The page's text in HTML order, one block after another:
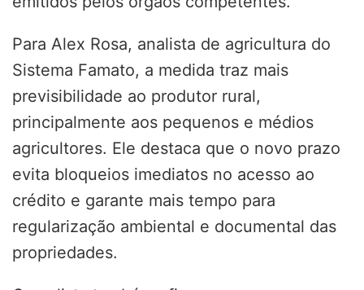
Para Alex Rosa, analista de agricultura do
Sistema Famato, a medida traz mais
previsibilidade ao produtor rural,
principalmente aos pequenos e médios
agricultores. Ele destaca que o novo prazo
evita bloqueios imediatos no acesso ao
crédito e garante mais tempo para
regularização ambiental e documental das
propriedades.